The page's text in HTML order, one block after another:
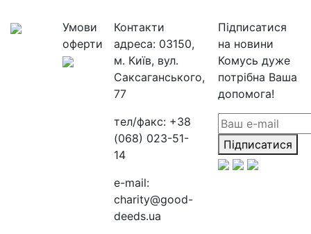
Умови
оферти
Контакти
адреса: 03150,
м. Київ, вул.
Саксаганського,
77
тел/факс: +38
(068) 023-51-
14
e-mail:
charity@good-
deeds.ua
Підписатися
на новини
Комусь дуже
потрібна Ваша
допомога!
Підписатися